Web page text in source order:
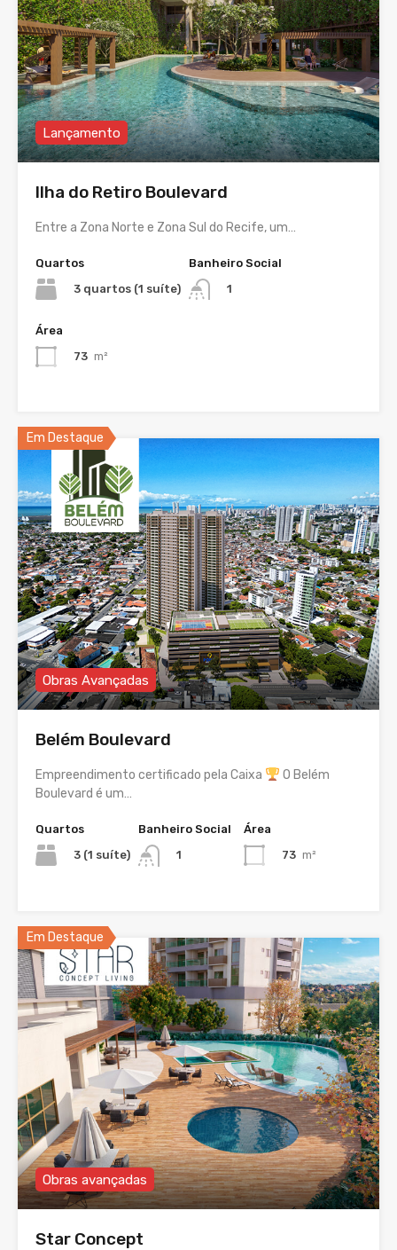
Lançamento
Ilha do Retiro Boulevard
Entre a Zona Norte e Zona Sul do Recife, um…
Quartos
3 quartos (1 suíte)
Banheiro Social
1
Área
73 m²
Em Destaque
Obras Avançadas
Belém Boulevard
Empreendimento certificado pela Caixa
O Belém
Boulevard é um…
Quartos
3 (1 suíte)
Banheiro Social
1
Área
73 m²
Em Destaque
Obras avançadas
Star Concept